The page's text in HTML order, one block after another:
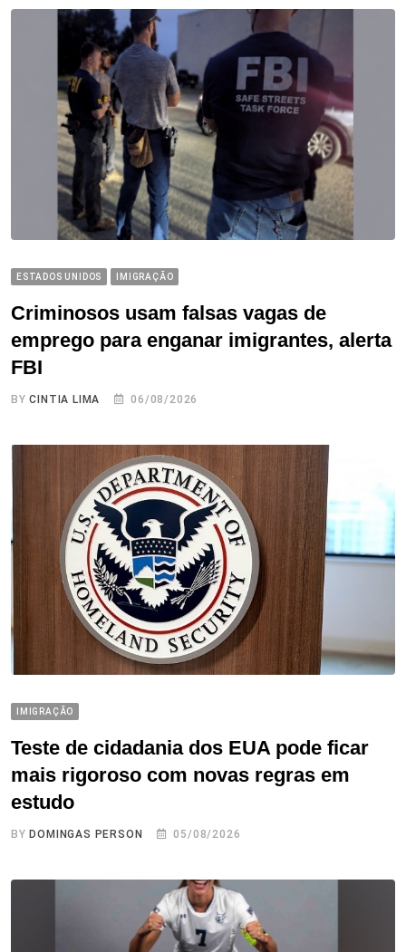
ESTADOS UNIDOS IMIGRAÇÃO
Criminosos usam falsas vagas de
emprego para enganar imigrantes, alerta
FBI
BYCINTIA LIMA 06/08/2026
IMIGRAÇÃO
Teste de cidadania dos EUA pode ficar
mais rigoroso com novas regras em
estudo
BY DOMINGAS PERSON 05/08/2026